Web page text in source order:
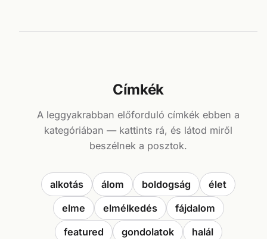
Címkék
A leggyakrabban előforduló címkék ebben a
kategóriában — kattints rá, és látod miről
beszélnek a posztok.
alkotás álom boldogság
élet
elme
elmélkedés
fájdalom
featured
gondolatok
halál